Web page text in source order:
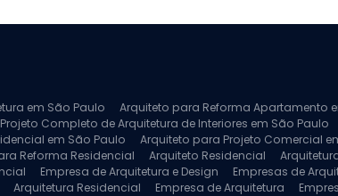
em São Paulo Arquiteto para Reforma Apartamento
Projeto Completo de Arquitetura de Interiores em São Paulo
em São Paulo Arquiteto para Projeto Comercial
Reforma Residencial Arquiteto Residencial
Empresa de Arquitetura e Design Empresas de
Arquitetura Residencial Empresa de Arquitetura